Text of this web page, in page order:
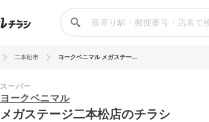
二本松市 ヨークベニマル メガステー...
スーパー
ヨークベニマル
メガステージ二本松店のチラシ